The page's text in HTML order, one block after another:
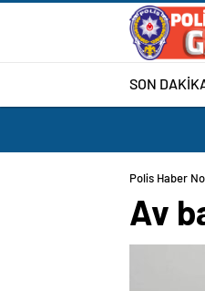
SON
Polis Haber
Av